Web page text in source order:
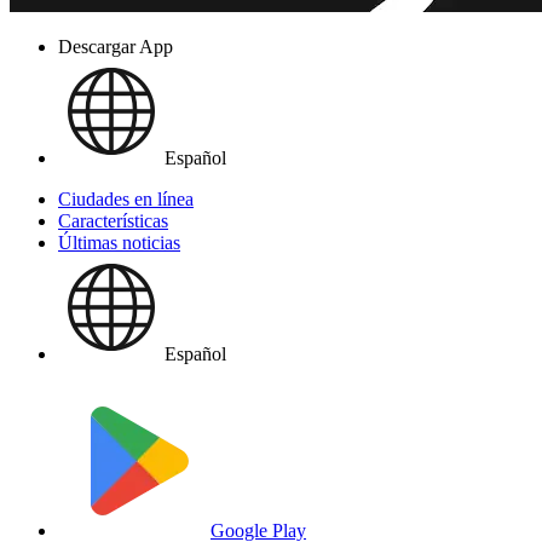
Descargar App
Español
Ciudades en línea
Características
Últimas noticias
Español
Google Play